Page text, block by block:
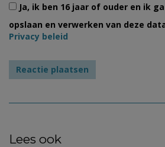
Ja, ik ben 16 jaar of ouder en ik
opslaan en verwerken van deze
Privacy beleid
Lees ook